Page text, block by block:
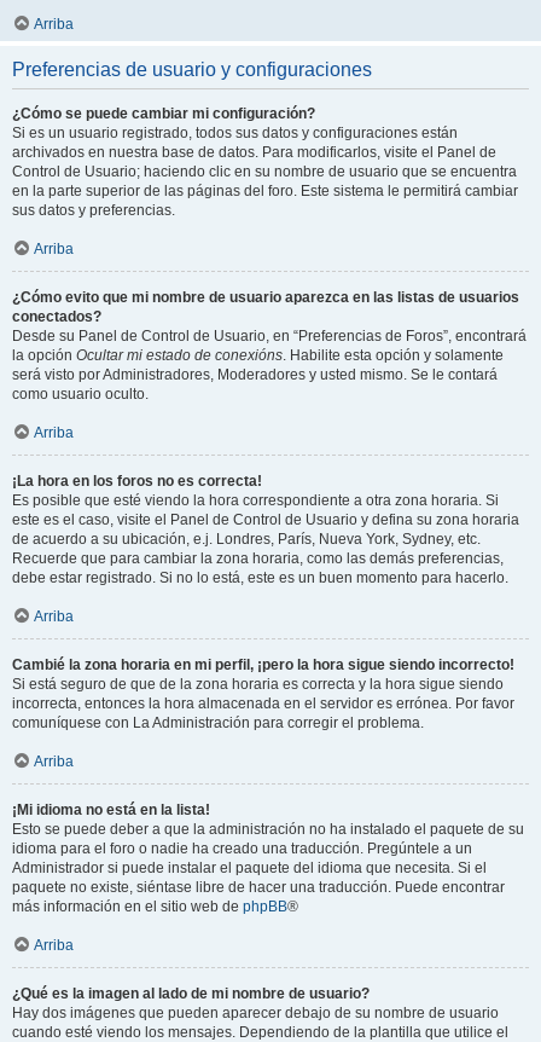
Arriba
Preferencias de usuario y configuraciones
¿Cómo se puede cambiar mi configuración?
Si es un usuario registrado, todos sus datos y configuraciones están
archivados en nuestra base de datos. Para modificarlos, visite el Panel de
Control de Usuario; haciendo clic en su nombre de usuario que se encuentra
en la parte superior de las páginas del foro. Este sistema le permitirá cambiar
sus datos y preferencias.
Arriba
¿Cómo evito que mi nombre de usuario aparezca en las listas de usuarios
conectados?
Desde su Panel de Control de Usuario, en “Preferencias de Foros”, encontrará
la opción Ocultar mi estado de conexións. Habilite esta opción y solamente
será visto por Administradores, Moderadores y usted mismo. Se le contará
como usuario oculto.
Arriba
¡La hora en los foros no es correcta!
Es posible que esté viendo la hora correspondiente a otra zona horaria. Si
este es el caso, visite el Panel de Control de Usuario y defina su zona horaria
de acuerdo a su ubicación, e.j. Londres, París, Nueva York, Sydney, etc.
Recuerde que para cambiar la zona horaria, como las demás preferencias,
debe estar registrado. Si no lo está, este es un buen momento para hacerlo.
Arriba
Cambié la zona horaria en mi perfil, ¡pero la hora sigue siendo incorrecto!
Si está seguro de que de la zona horaria es correcta y la hora sigue siendo
incorrecta, entonces la hora almacenada en el servidor es errónea. Por favor
comuníquese con La Administración para corregir el problema.
Arriba
¡Mi idioma no está en la lista!
Esto se puede deber a que la administración no ha instalado el paquete de su
idioma para el foro o nadie ha creado una traducción. Pregúntele a un
Administrador si puede instalar el paquete del idioma que necesita. Si el
paquete no existe, siéntase libre de hacer una traducción. Puede encontrar
más información en el sitio web de phpBB®
Arriba
¿Qué es la imagen al lado de mi nombre de usuario?
Hay dos imágenes que pueden aparecer debajo de su nombre de usuario
cuando esté viendo los mensajes. Dependiendo de la plantilla que utilice el